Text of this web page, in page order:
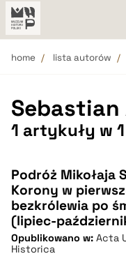
home lista autorów
Sebastian
1 artykuły w
Podróż Mikołaja
Korony w
bezkrólewia po
(lipiec-
Opublikowano w: Acta
Historica